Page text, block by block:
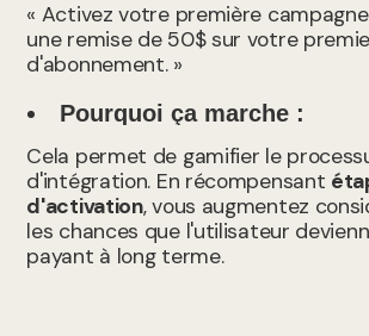
« Activez votre première
une remise de 50$ sur votre
d'abonnement. »
Pourquoi ça marche :
Cela permet de gamifier le
d'intégration. En récompensant
d'activation, vous augmentez
les chances que l'utilisateur
payant à long terme.